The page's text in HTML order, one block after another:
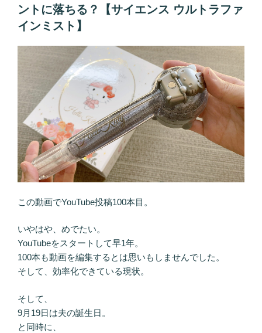
ントに落ちる？【サイエンス ウルトラファ
インミスト】
この動画でYouTube投稿100本目。
いやはや、めでたい。
YouTubeをスタートして早1年。
100本も動画を編集するとは思いもしませんでした。
そして、効率化できている現状。
そして、
9月19日は夫の誕生日。
と同時に、